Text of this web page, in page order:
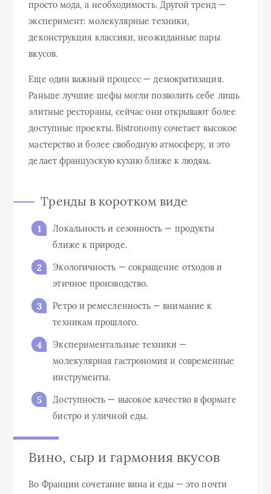
просто мода, а необходимость. Другой тренд —
эксперимент: молекулярные техники,
деконструкция классики, неожиданные пары
вкусов.
Еще один важный процесс — демократизация.
Раньше лучшие шефы могли позволить себе лишь
элитные рестораны, сейчас они открывают более
доступные проекты. Bistronomy сочетает высокое
мастерство и более свободную атмосферу, и это
делает французскую кухню ближе к людям.
Тренды в коротком виде
Локальность и сезонность — продукты
ближе к природе.
Экологичность — сокращение отходов и
этичное производство.
Ретро и ремесленность — внимание к
техникам прошлого.
Экспериментальные техники —
молекулярная гастрономия и современные
инструменты.
Доступность — высокое качество в формате
бистро и уличной еды.
Вино, сыр и гармония вкусов
Во Франции сочетание вина и еды — это почти